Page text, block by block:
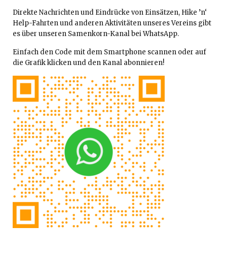
Direkte Nachrichten und Eindrücke von Einsätzen, Hike ’n‘
Help-Fahrten und anderen Aktivitäten unseres Vereins gibt
es über unseren Samenkorn-Kanal bei WhatsApp.
Einfach den Code mit dem Smartphone scannen oder auf
die Grafik klicken und den Kanal abonnieren!